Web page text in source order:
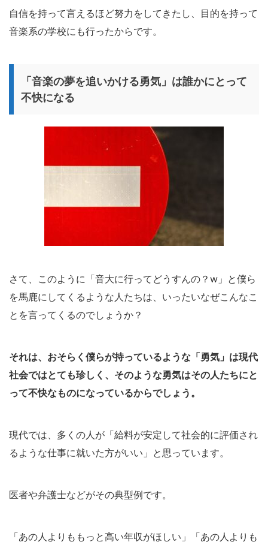
自信を持って言えるほど努力をしてきたし、目的を持って
音楽系の学校にも行ったからです。
「音楽の夢を追いかける勇気」は誰かにとって
不快になる
さて、このように「音大に行ってどうすんの？w」と僕ら
を馬鹿にしてくるような人たちは、いったいなぜこんなこ
とを言ってくるのでしょうか？
それは、おそらく僕らが持っているような「勇気」は現代
社会ではとても珍しく、そのような勇気はその人たちにと
って不快なものになっているからでしょう。
現代では、多くの人が「給料が安定して社会的に評価され
るような仕事に就いた方がいい」と思っています。
医者や弁護士などがその典型例です。
「あの人よりももっと高い年収がほしい」「あの人よりも